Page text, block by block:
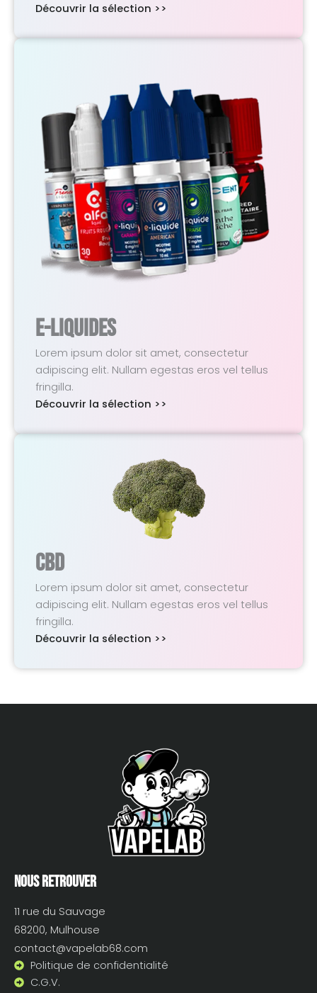
Découvrir la sélection >>
E-Liquides
Lorem ipsum dolor sit amet, consectetur
adipiscing elit. Nullam egestas eros vel tellus
fringilla.
Découvrir la sélection >>
CBD
Lorem ipsum dolor sit amet, consectetur
adipiscing elit. Nullam egestas eros vel tellus
fringilla.
Découvrir la sélection >>
Nous retrouver
11 rue du Sauvage
68200, Mulhouse
contact@vapelab68.com
Politique de confidentialité
C.G.V.